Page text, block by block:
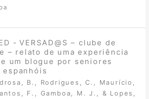
‐ VERSAD@S – clube de
– relato de uma experiência
um blogue por seniores
B., Rodrigues, C., Maurício,
F., Gamboa, M. J., & Lopes,